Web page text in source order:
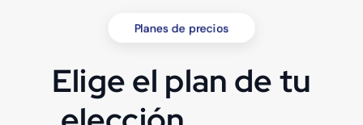
Planes de precios
Elige el plan de tu